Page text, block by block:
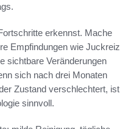
erkennst. Mache
Empfindungen wie Juckreiz
sichtbare Veränderungen
sich nach drei Monaten
Zustand verschlechtert, ist
sinnvoll.